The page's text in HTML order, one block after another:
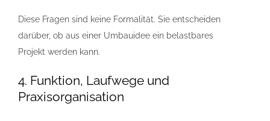
Diese Fragen sind keine Formalität. Sie entscheiden
darüber, ob aus einer Umbauidee ein belastbares
Projekt werden kann.
4. Funktion, Laufwege und
Praxisorganisation